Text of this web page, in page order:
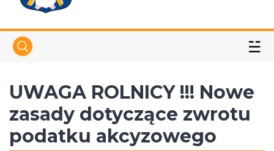
☱
UWAGA ROLNICY !!! Nowe
zasady dotyczące zwrotu
podatku akcyzowego